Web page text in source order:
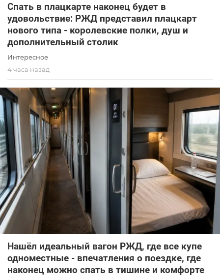
Спать в плацкарте наконец будет в
удовольствие: РЖД представил плацкарт
нового типа - королевские полки, душ и
дополнительный столик
Интересное
4 часа назад
Нашёл идеальный вагон РЖД, где все купе
одноместные - впечатления о поездке, где
наконец можно спать в тишине и комфорте